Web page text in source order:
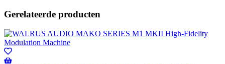
Gerelateerde producten